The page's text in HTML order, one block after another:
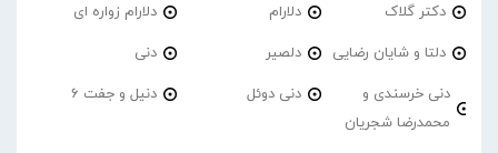
دکتر گلاک دلارام دلارام زواره ای
دلتا و شایان رضایی دلصیر دنی
دنی خرسندی و
محمدرضا شجریان
دنی دوئل دنیل و جفت 6